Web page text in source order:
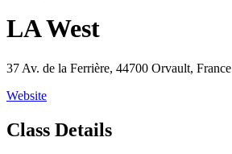
LA West
37 Av. de la Ferrière, 44700 Orvault, France
Website
Class Details